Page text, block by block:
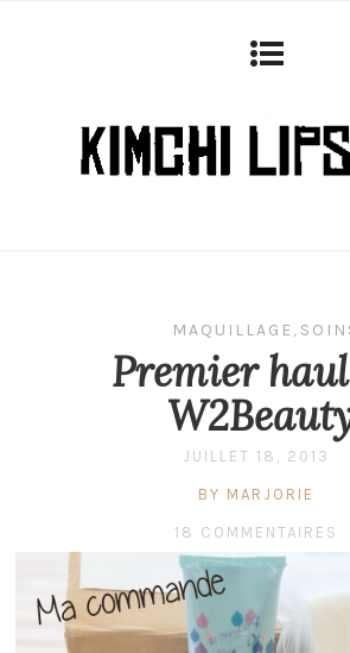
MAQUILLAGE,
Premier
JUILLET 18, 2013
BY MARJORIE
18 COMMENTAIRES